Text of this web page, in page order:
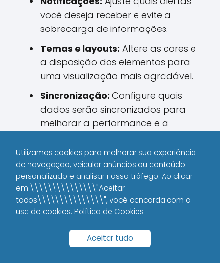
você deseja receber e evite a
sobrecarga de informações.
Temas e layouts: Altere as cores e
a disposição dos elementos para
uma visualização mais agradável.
Sincronização: Configure quais
dados serão sincronizados para
melhorar a performance e a
Gerencie Armazenamento e
Memória
Aplicativos, principalmente os mais
robustos, podem ocupar bastante
espaço e memória do dispositivo. Para
evitar lentidão e travamentos, considere
Utilizamos cookies para melhorar sua experiência
de navegação, veicular anúncios ou conteúdo
personalizado e analisar nosso tráfego. Ao clicar
em \\\\\\\\\\\\\\\"Aceitar
todos\\\\\\\\\\\\\\\", você concorda com o
uso de cookies. Política de Cookies
Aceitar tudo